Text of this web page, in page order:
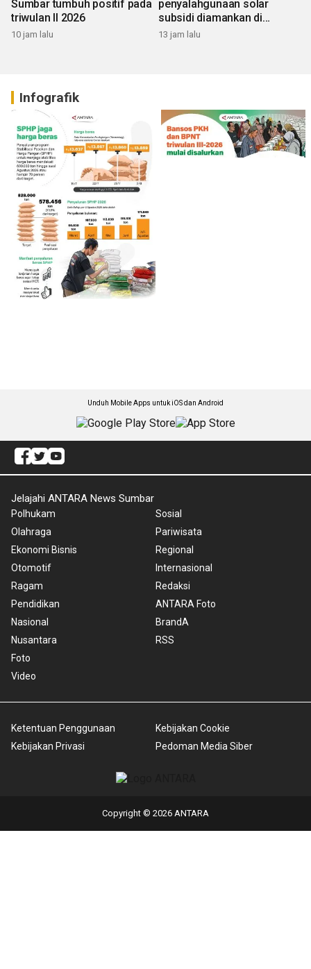
Sumbar tumbuh positif pada
triwulan II 2026
10 jam lalu
penyalahgunaan solar
subsidi diamankan di
Sumbar
13 jam lalu
Infografik
Unduh Mobile Apps untuk iOS dan Android
Jelajahi ANTARA News Sumbar
Polhukam
Olahraga
Ekonomi Bisnis
Otomotif
Ragam
Pendidikan
Nasional
Nusantara
Foto
Video
Sosial
Pariwisata
Regional
Internasional
Redaksi
ANTARA Foto
BrandA
RSS
Ketentuan Penggunaan
Kebijakan Privasi
Kebijakan Cookie
Pedoman Media Siber
Copyright © 2026 ANTARA